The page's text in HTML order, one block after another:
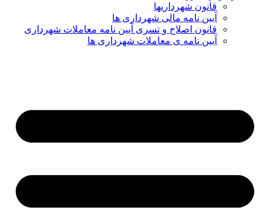
قانون شهرداریها
آیین نامه مالی شهرداری ها
قانون اصلاح و تسری آیین نامه معاملات شهرداری
آیین نامه ی معاملات شهرداری ها